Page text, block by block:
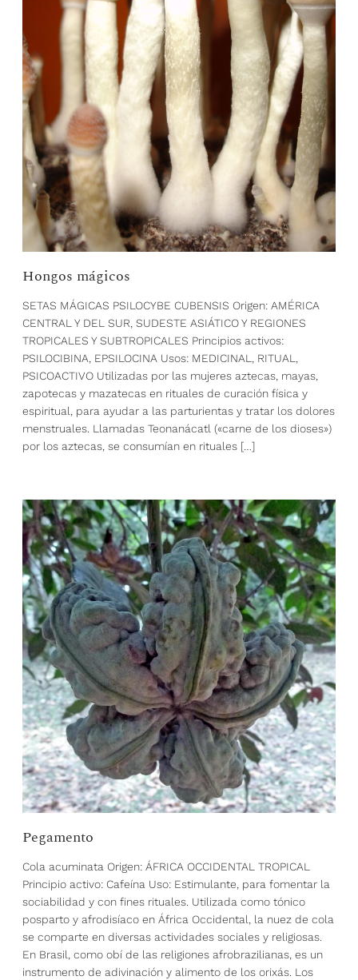
Hongos mágicos
SETAS MÁGICAS PSILOCYBE CUBENSIS Origen: AMÉRICA
CENTRAL Y DEL SUR, SUDESTE ASIÁTICO Y REGIONES
TROPICALES Y SUBTROPICALES Principios activos:
PSILOCIBINA, EPSILOCINA Usos: MEDICINAL, RITUAL,
PSICOACTIVO Utilizadas por las mujeres aztecas, mayas,
zapotecas y mazatecas en rituales de curación física y
espiritual, para ayudar a las parturientas y tratar los dolores
menstruales. Llamadas Teonanácatl («carne de los dioses»)
por los aztecas, se consumían en rituales […]
Pegamento
Cola acuminata Origen: ÁFRICA OCCIDENTAL TROPICAL
Principio activo: Cafeína Uso: Estimulante, para fomentar la
sociabilidad y con fines rituales. Utilizada como tónico
posparto y afrodisíaco en África Occidental, la nuez de cola
se comparte en diversas actividades sociales y religiosas.
En Brasil, como obí de las religiones afrobrazilianas, es un
instrumento de adivinación y alimento de los orixás. Los